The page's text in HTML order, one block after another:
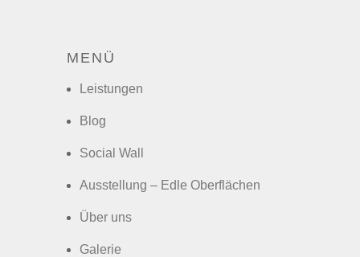
MENÜ
Leistungen
Blog
Social Wall
Ausstellung – Edle Oberflächen
Über uns
Galerie